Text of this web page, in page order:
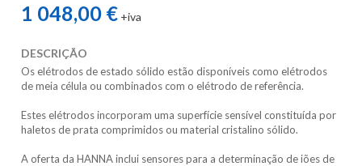
1 048,00 € +iva
DESCRIÇÃO
Os elétrodos de estado sólido estão disponíveis como elétrodos
de meia célula ou combinados com o elétrodo de referência.
Estes elétrodos incorporam uma superfície sensível constituída por
haletos de prata comprimidos ou material cristalino sólido.
A oferta da HANNA inclui sensores para a determinação de iões de